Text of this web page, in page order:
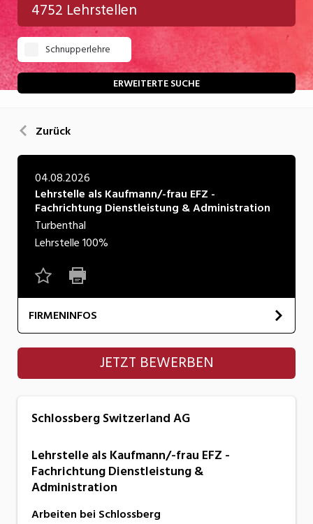
Gastgewerbe
Gesundheit/Pflege/Soziales
Handwerk/Technik
Kultur
Natur
Verkehr/Logistik
Wirtschaft/Verwaltung
4752 Lehrstellen
Schnupperlehre
ERWEITERTE SUCHE
Zurück
04.08.2026
Lehrstelle als Kaufmann/-frau EFZ -
Fachrichtung Dienstleistung & Administration
Turbenthal
Lehrstelle100%
FIRMENINFOS
Schlossberg Switzerland AG
JETZT BEWERBEN
Schlossberg Switzerland AG
Lehrstelle als Kaufmann/-frau EFZ -
Fachrichtung Dienstleistung &
Administration
Arbeiten bei Schlossberg